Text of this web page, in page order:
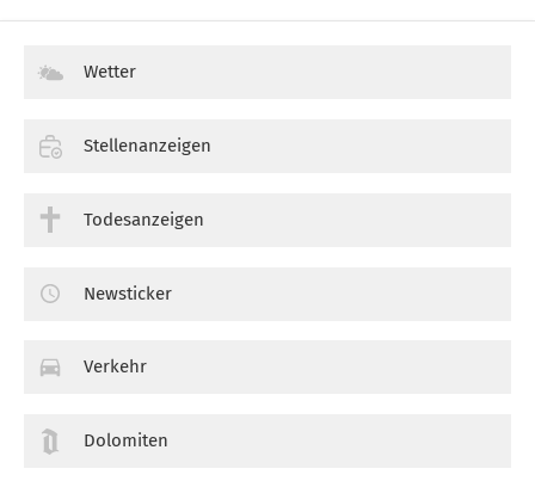
Wetter
Stellenanzeigen
Todesanzeigen
Newsticker
Verkehr
Dolomiten